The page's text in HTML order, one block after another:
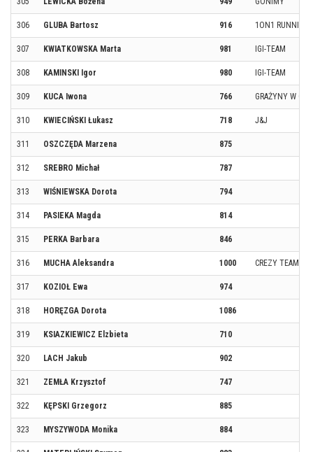
306 GLUBA Bartosz 916 1ON1 RUNNING
307 KWIATKOWSKA Marta 981 IGI-TEAM
308 KAMINSKI Igor 980 IGI-TEAM
309 KUCA Iwona 766 GRAŻYNY W
310 KWIECIŃSKI Łukasz 718 J&J
311 OSZCZĘDA Marzena 875
312 SREBRO Michał 787
313 WIŚNIEWSKA Dorota 794
314 PASIEKA Magda 814
315 PERKA Barbara 846
316 MUCHA Aleksandra 1000 CREZY TEAM
317 KOZIOŁ Ewa 974
318 HORĘZGA Dorota 1086
319 KSIAZKIEWICZ Elzbieta 710
320 LACH Jakub 902
321 ZEMŁA Krzysztof 747
322 KĘPSKI Grzegorz 885
323 MYSZYWODA Monika 884